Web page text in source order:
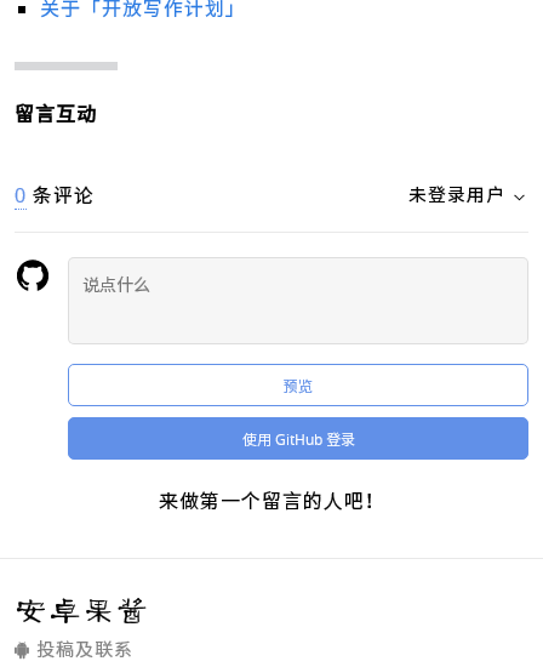
关于「开放写作计划」
留言互动
0 条评论 未登录用户
预览
使用 GitHub 登录
来做第一个留言的人吧！
安卓果酱
投稿及联系